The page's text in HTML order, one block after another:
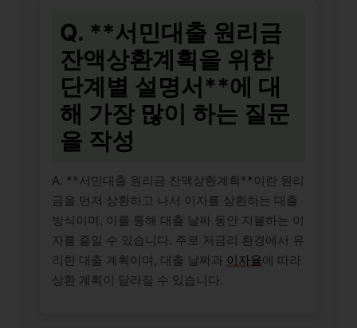
Q. **서민대출 원리금
잔액상환계획을 위한
단계별 설명서**에 대
해 가장 많이 하는 질문
을 작성
A. **서민대출 원리금 잔액상환계획**이란 원리
금을 먼저 상환하고 나서 이자를 상환하는 대출
방식이며, 이를 통해 대출 날짜 동안 지불하는 이
자를 줄일 수 있습니다. 주로 저금리 환경에서 유
리한 대출 계획이며, 대출 날짜과 이자율에 따라
상환 계획이 달라질 수 있습니다.